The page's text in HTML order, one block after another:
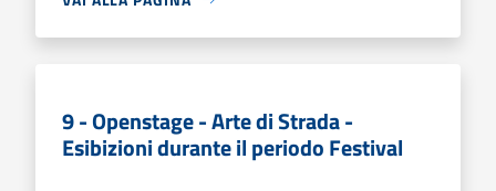
9 - Openstage - Arte di Strada -
Esibizioni durante il periodo Festival